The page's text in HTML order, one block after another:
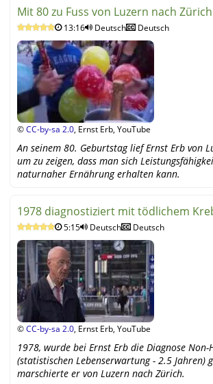
Mit 80 zu Fuss von Luzern nach Zürich
13:16 Deutsch Deutsch
©CC-by-sa 2.0, Ernst Erb, YouTube
An seinem 80. Geburtstag lief Ernst Erb von
um zu zeigen, dass man sich
naturnaher Ernährung erhalten kann.
1978 diagnostiziert mit tödlichem
Fuss 55 km
5:15 Deutsch Deutsch
©CC-by-sa 2.0, Ernst Erb, YouTube
1978, wurde bei Ernst Erb die Diagnose Non-
(statistischen Lebenserwartung - 2.5 Jahren)
marschierte er von Luzern nach Zürich.